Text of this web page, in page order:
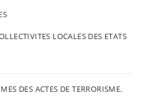
LOCALES DES ETATS
DES ACTES DE TERRORISME.